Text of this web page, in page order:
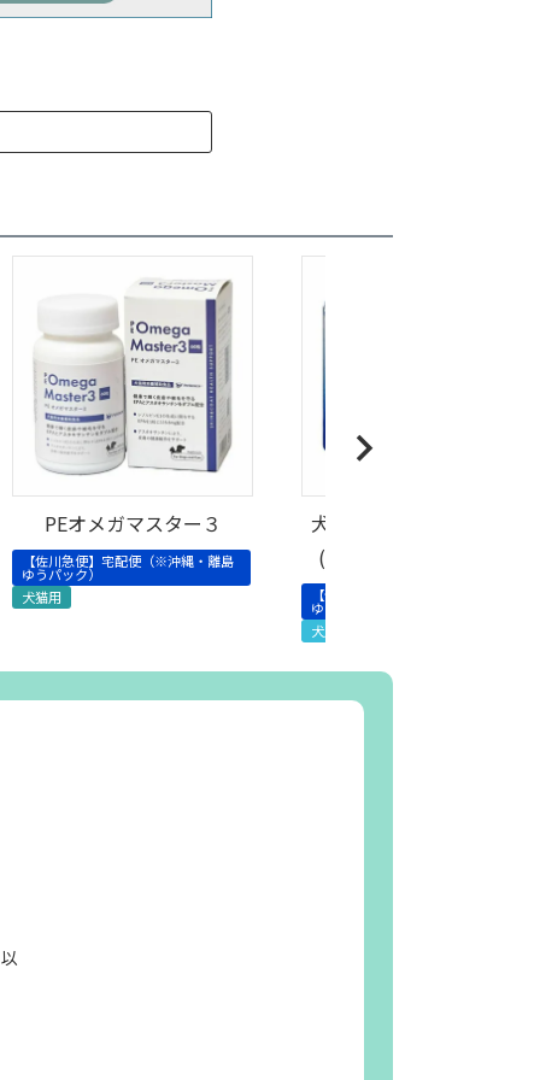
PEオメガマスター３
【佐川急便】宅配便（※沖縄・離島
ゆうパック）
犬猫用
犬用 エスプレスH61 60粒
(お腹と皮膚の健康維持)
【佐川急便】宅配便（※沖縄・離島
ゆうパック）
犬用